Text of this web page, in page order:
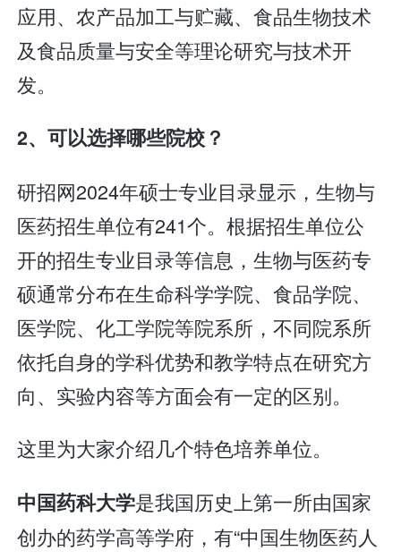
应用、农产品加工与贮藏、食品生物技术
及食品质量与安全等理论研究与技术开
发。
2、可以选择哪些院校？
研招网2024年硕士专业目录显示，生物与
医药招生单位有241个。根据招生单位公
开的招生专业目录等信息，生物与医药专
硕通常分布在生命科学学院、食品学院、
医学院、化工学院等院系所，不同院系所
依托自身的学科优势和教学特点在研究方
向、实验内容等方面会有一定的区别。
这里为大家介绍几个特色培养单位。
中国药科大学是我国历史上第一所由国家
创办的药学高等学府，有“中国生物医药人